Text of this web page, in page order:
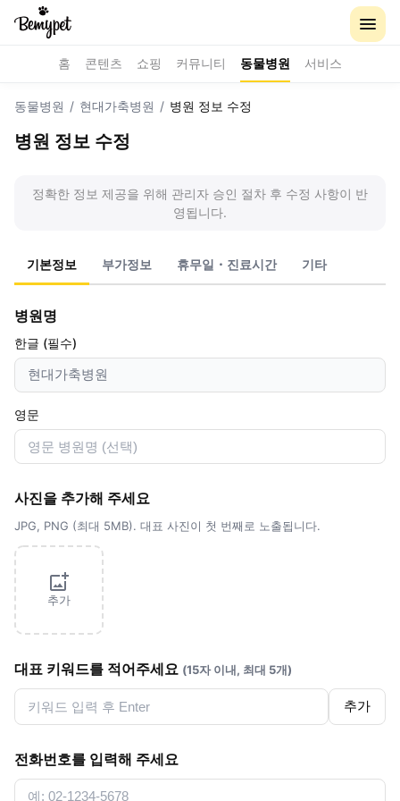
홈 콘텐츠 쇼핑 커뮤니티 동물병원 서비스
동물병원 / 현대가축병원 / 병원 정보 수정
병원 정보 수정
정확한 정보 제공을 위해 관리자 승인 절차 후 수정 사항이 반
영됩니다.
기본정보 부가정보 휴무일・진료시간 기타
병원명
한글 (필수)
영문
사진을 추가해 주세요
JPG, PNG (최대 5MB). 대표 사진이 첫 번째로 노출됩니다.
추가
대표 키워드를 적어주세요 (15자 이내, 최대 5개)
추가
전화번호를 입력해 주세요